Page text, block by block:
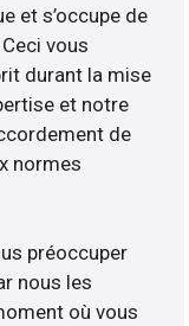
et s’occupe de
vous
durant la mise
et notre
de
normes
préoccuper
nous les
où vous